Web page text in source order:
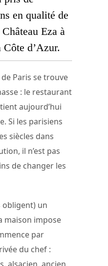
en qualité de
Eza à
d’Azur.
Paris se trouve
: le restaurant
aujourd’hui
Si les parisiens
siècles dans
il n’est pas
de changer les
obligent) un
maison impose
par
du chef :